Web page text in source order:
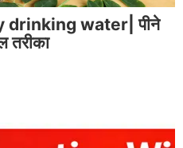
water| पीने
तरीका